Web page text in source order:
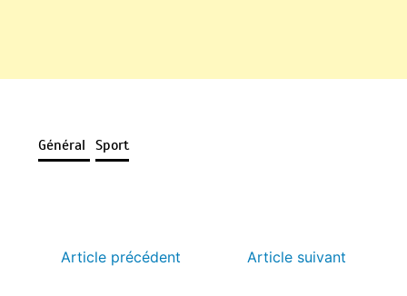
Général Sport
Article précédent Article suivant